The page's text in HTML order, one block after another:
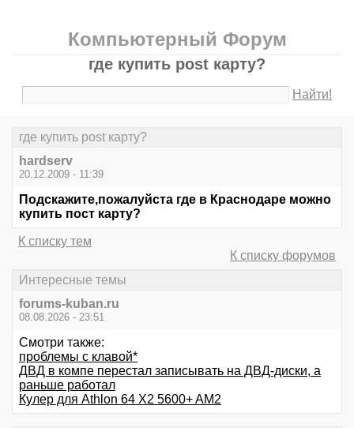
Компьютерный Форум
где купить post карту?
Найти!
где купить post карту?
hardserv
20.12.2009 - 11:39
Подскажите,пожалуйста где в Краснодаре можно
купить пост карту?
К списку тем
К списку форумов
Интересные темы
forums-kuban.ru
08.08.2026 - 23:51
Смотри также:
проблемы с клавой*
ДВД в компе перестал записывать на ДВД-диски, а
раньше работал
Кулер для Athlon 64 X2 5600+ AM2